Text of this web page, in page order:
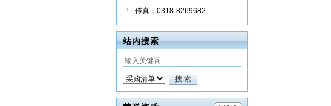
传真：0318-8269682
站内搜索